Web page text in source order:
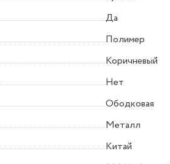
Да
Полимер
Коричневый
Нет
Ободковая
Металл
Китай